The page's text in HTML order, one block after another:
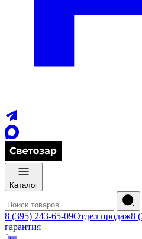
Каталог
8 (395) 243-65-09Отдел продаж8
гарантия